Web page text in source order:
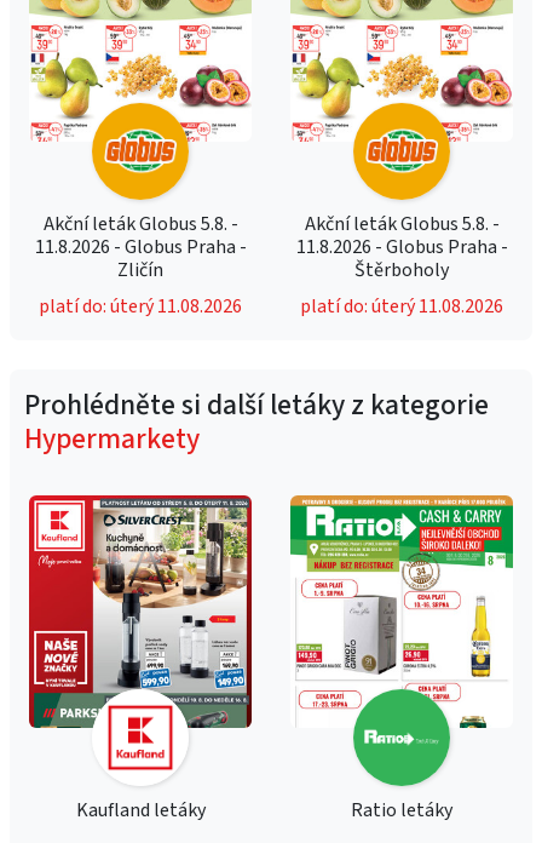
Akční leták Globus 5.8. -
11.8.2026 - Globus Praha -
Zličín
platí do: úterý 11.08.2026
Akční leták Globus 5.8. -
11.8.2026 - Globus Praha -
Štěrboholy
platí do: úterý 11.08.2026
Prohlédněte si další letáky z kategorie
Hypermarkety
Kaufland letáky Ratio letáky